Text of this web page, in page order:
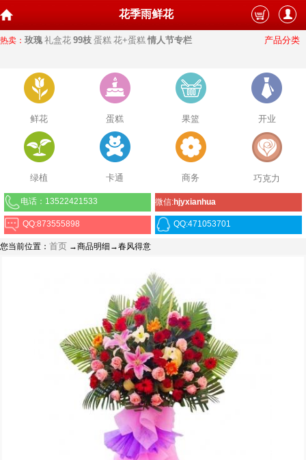
花季雨鲜花
热卖： 玫瑰 礼盒花 99枝 蛋糕 花+蛋糕 情人节专栏 产品分类
鲜花 蛋糕 果篮 开业
绿植 卡通 商务 巧克力
电话：13522421533 微信:hjyxianhua
QQ:873555898 QQ:471053701
您当前位置： 首页 →商品明细→春风得意